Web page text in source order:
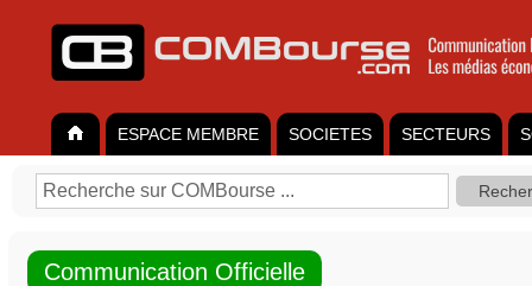
ESPACE MEMBRE SOCIETES SECTEURS
Communication Officielle